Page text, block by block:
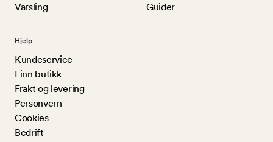
Varsling
Guider
Hjelp
Kundeservice
Finn butikk
Frakt og levering
Personvern
Cookies
Bedrift